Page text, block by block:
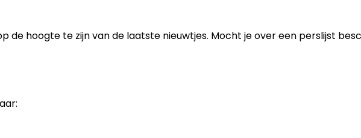
de hoogte te zijn van de laatste nieuwtjes. Mocht je over een perslijst